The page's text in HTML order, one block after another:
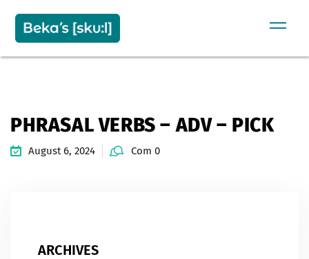
PHRASAL VERBS – ADV – PICK
August 6, 2024 Com 0
ARCHIVES
Sign in